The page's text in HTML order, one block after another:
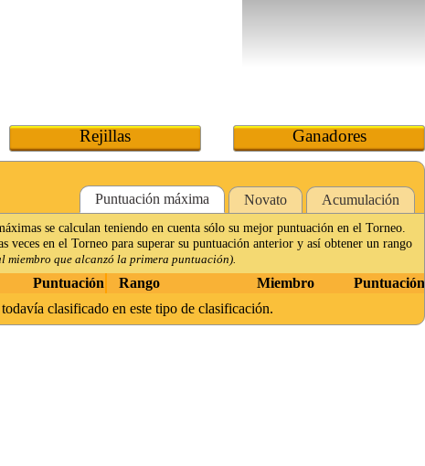
Rejillas Ganadores
Puntuación máxima Novato Acumulación
se calculan teniendo en cuenta sólo su mejor puntuación en el Torneo.
veces en el Torneo para superar su puntuación anterior y así obtener un rango
miembro que alcanzó la primera puntuación).
Puntuación Rango Miembro
Puntuación
clasificado en este tipo de clasificación.